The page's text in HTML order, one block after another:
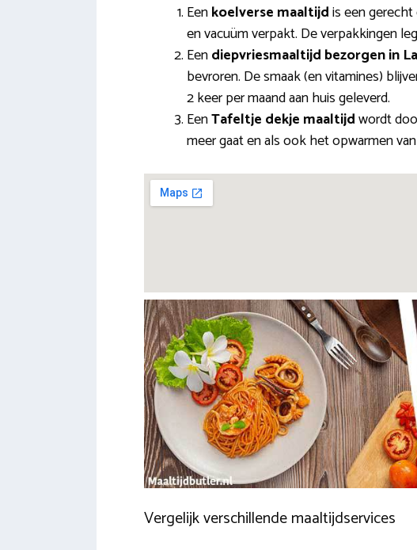
Eenkoelverse maaltijdis een
en vacuüm verpakt. De verpakkingen
Eendiepvriesmaaltijd bezorgen in
bevroren. De smaak (en vitamines)
2 keer per maand aan huis geleverd.
EenTafeltje dekje maaltijdwordt
meer gaat en als ook het opwarmen
Vergelijk verschillende maaltijdservices